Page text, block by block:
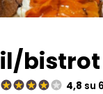
il/bistrot
4,8 su